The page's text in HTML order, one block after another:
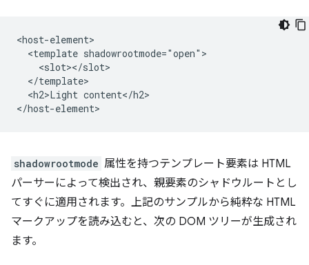
<host-element>
  <template shadowrootmode="open">
    <slot></slot>
  </template>
  <h2>Light content</h2>
shadowrootmode 属性を持つテンプレート要素は HTML
パーサーによって検出され、親要素のシャドウルートとし
てすぐに適用されます。上記のサンプルから純粋な HTML
マークアップを読み込むと、次の DOM ツリーが生成され
ます。